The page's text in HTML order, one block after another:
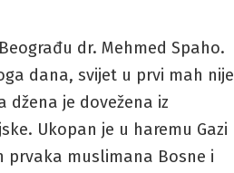
dr. Mehmed Spaho.
dana, svijet u prvi mah nije
džena je dovežena iz
Ukopan je u haremu Gazi
prvaka muslimana Bosne i